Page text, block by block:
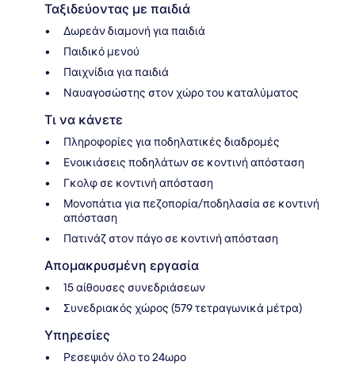
Ταξιδεύοντας με παιδιά
Δωρεάν διαμονή για παιδιά
Παιδικό μενού
Παιχνίδια για παιδιά
Ναυαγοσώστης στον χώρο του καταλύματος
Τι να κάνετε
Πληροφορίες για ποδηλατικές διαδρομές
Ενοικιάσεις ποδηλάτων σε κοντινή απόσταση
Γκολφ σε κοντινή απόσταση
Μονοπάτια για πεζοπορία/ποδηλασία σε κοντινή
απόσταση
Πατινάζ στον πάγο σε κοντινή απόσταση
Απομακρυσμένη εργασία
15 αίθουσες συνεδριάσεων
Συνεδριακός χώρος (579 τετραγωνικά μέτρα)
Υπηρεσίες
Ρεσεψιόν όλο το 24ωρο